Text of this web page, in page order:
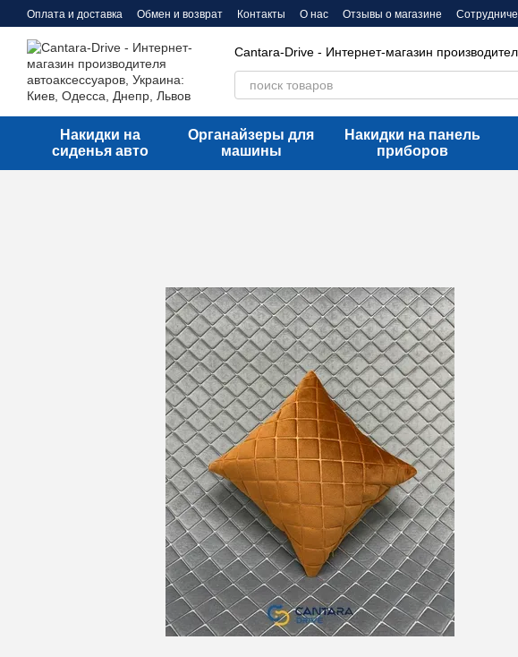
Перейти к основному контенту
Оплата и доставка Обмен и возврат Контакты О нас Отзывы о магазине
Cantara-Drive - Интернет-магазин
Накидки на
сиденья авто
Органайзеры для
машины
Накидки на панель
приборов